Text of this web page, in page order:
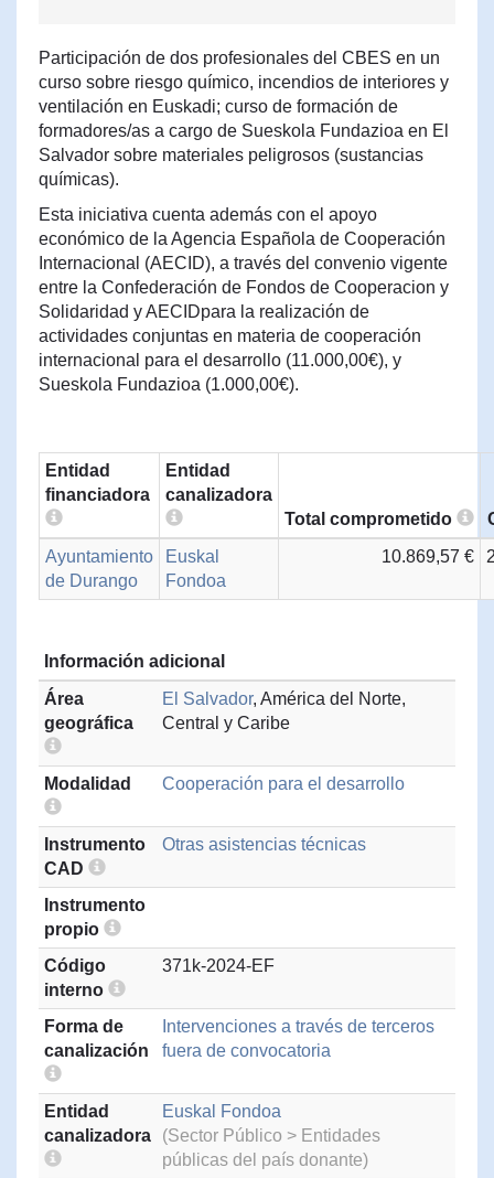
Participación de dos profesionales del CBES en un
curso sobre riesgo químico, incendios de interiores y
ventilación en Euskadi; curso de formación de
formadores/as a cargo de Sueskola Fundazioa en El
Salvador sobre materiales peligrosos (sustancias
químicas).
Esta iniciativa cuenta además con el apoyo
económico de la Agencia Española de Cooperación
Internacional (AECID), a través del convenio vigente
entre la Confederación de Fondos de Cooperacion y
Solidaridad y AECIDpara la realización de
actividades conjuntas en materia de cooperación
internacional para el desarrollo (11.000,00€), y
Sueskola Fundazioa (1.000,00€).
Entidad
financiadora
Entidad
canalizadora
Total comprometido
Ayuntamiento
de Durango
Euskal
Fondoa
10.869,57 €
Información adicional
Área
geográfica
El Salvador, América del Norte,
Central y Caribe
Modalidad Cooperación para el desarrollo
Instrumento
CAD
Otras asistencias técnicas
Instrumento
propio
Código
interno
371k-2024-EF
Forma de
canalización
Intervenciones a través de terceros
fuera de convocatoria
Entidad
canalizadora
Euskal Fondoa
(Sector Público > Entidades
públicas del país donante)